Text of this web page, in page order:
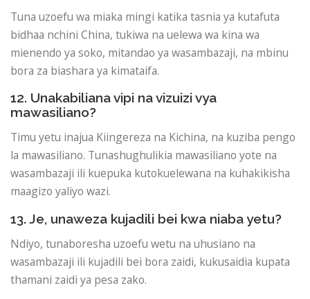
Tuna uzoefu wa miaka mingi katika tasnia ya kutafuta
bidhaa nchini China, tukiwa na uelewa wa kina wa
mienendo ya soko, mitandao ya wasambazaji, na mbinu
bora za biashara ya kimataifa.
12. Unakabiliana vipi na vizuizi vya
mawasiliano?
Timu yetu inajua Kiingereza na Kichina, na kuziba pengo
la mawasiliano. Tunashughulikia mawasiliano yote na
wasambazaji ili kuepuka kutokuelewana na kuhakikisha
maagizo yaliyo wazi.
13. Je, unaweza kujadili bei kwa niaba yetu?
Ndiyo, tunaboresha uzoefu wetu na uhusiano na
wasambazaji ili kujadili bei bora zaidi, kukusaidia kupata
thamani zaidi ya pesa zako.